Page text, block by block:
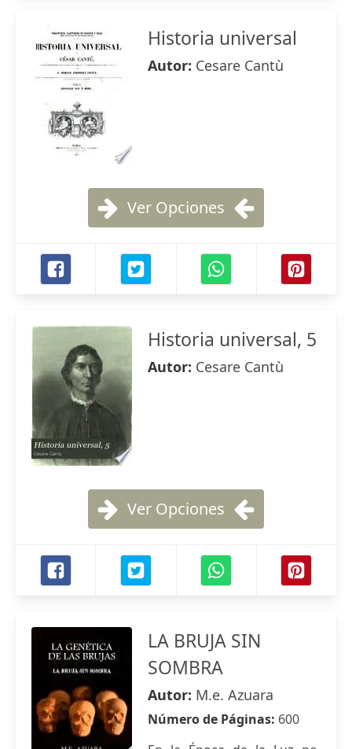
Historia universal
Autor: Cesare Cantù
Ver Opciones
Historia universal, 5
Autor: Cesare Cantù
Ver Opciones
LA BRUJA SIN
SOMBRA
Autor: M.e. Azuara
Número de Páginas: 600